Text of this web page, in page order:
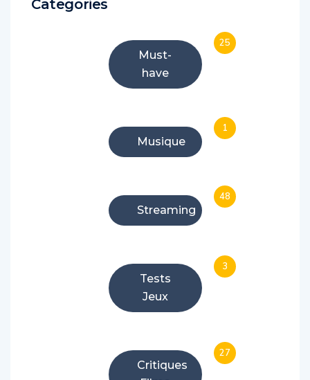
Categories
Must-
have
25
Musique
1
Streaming
48
Tests
Jeux
3
Critiques
27